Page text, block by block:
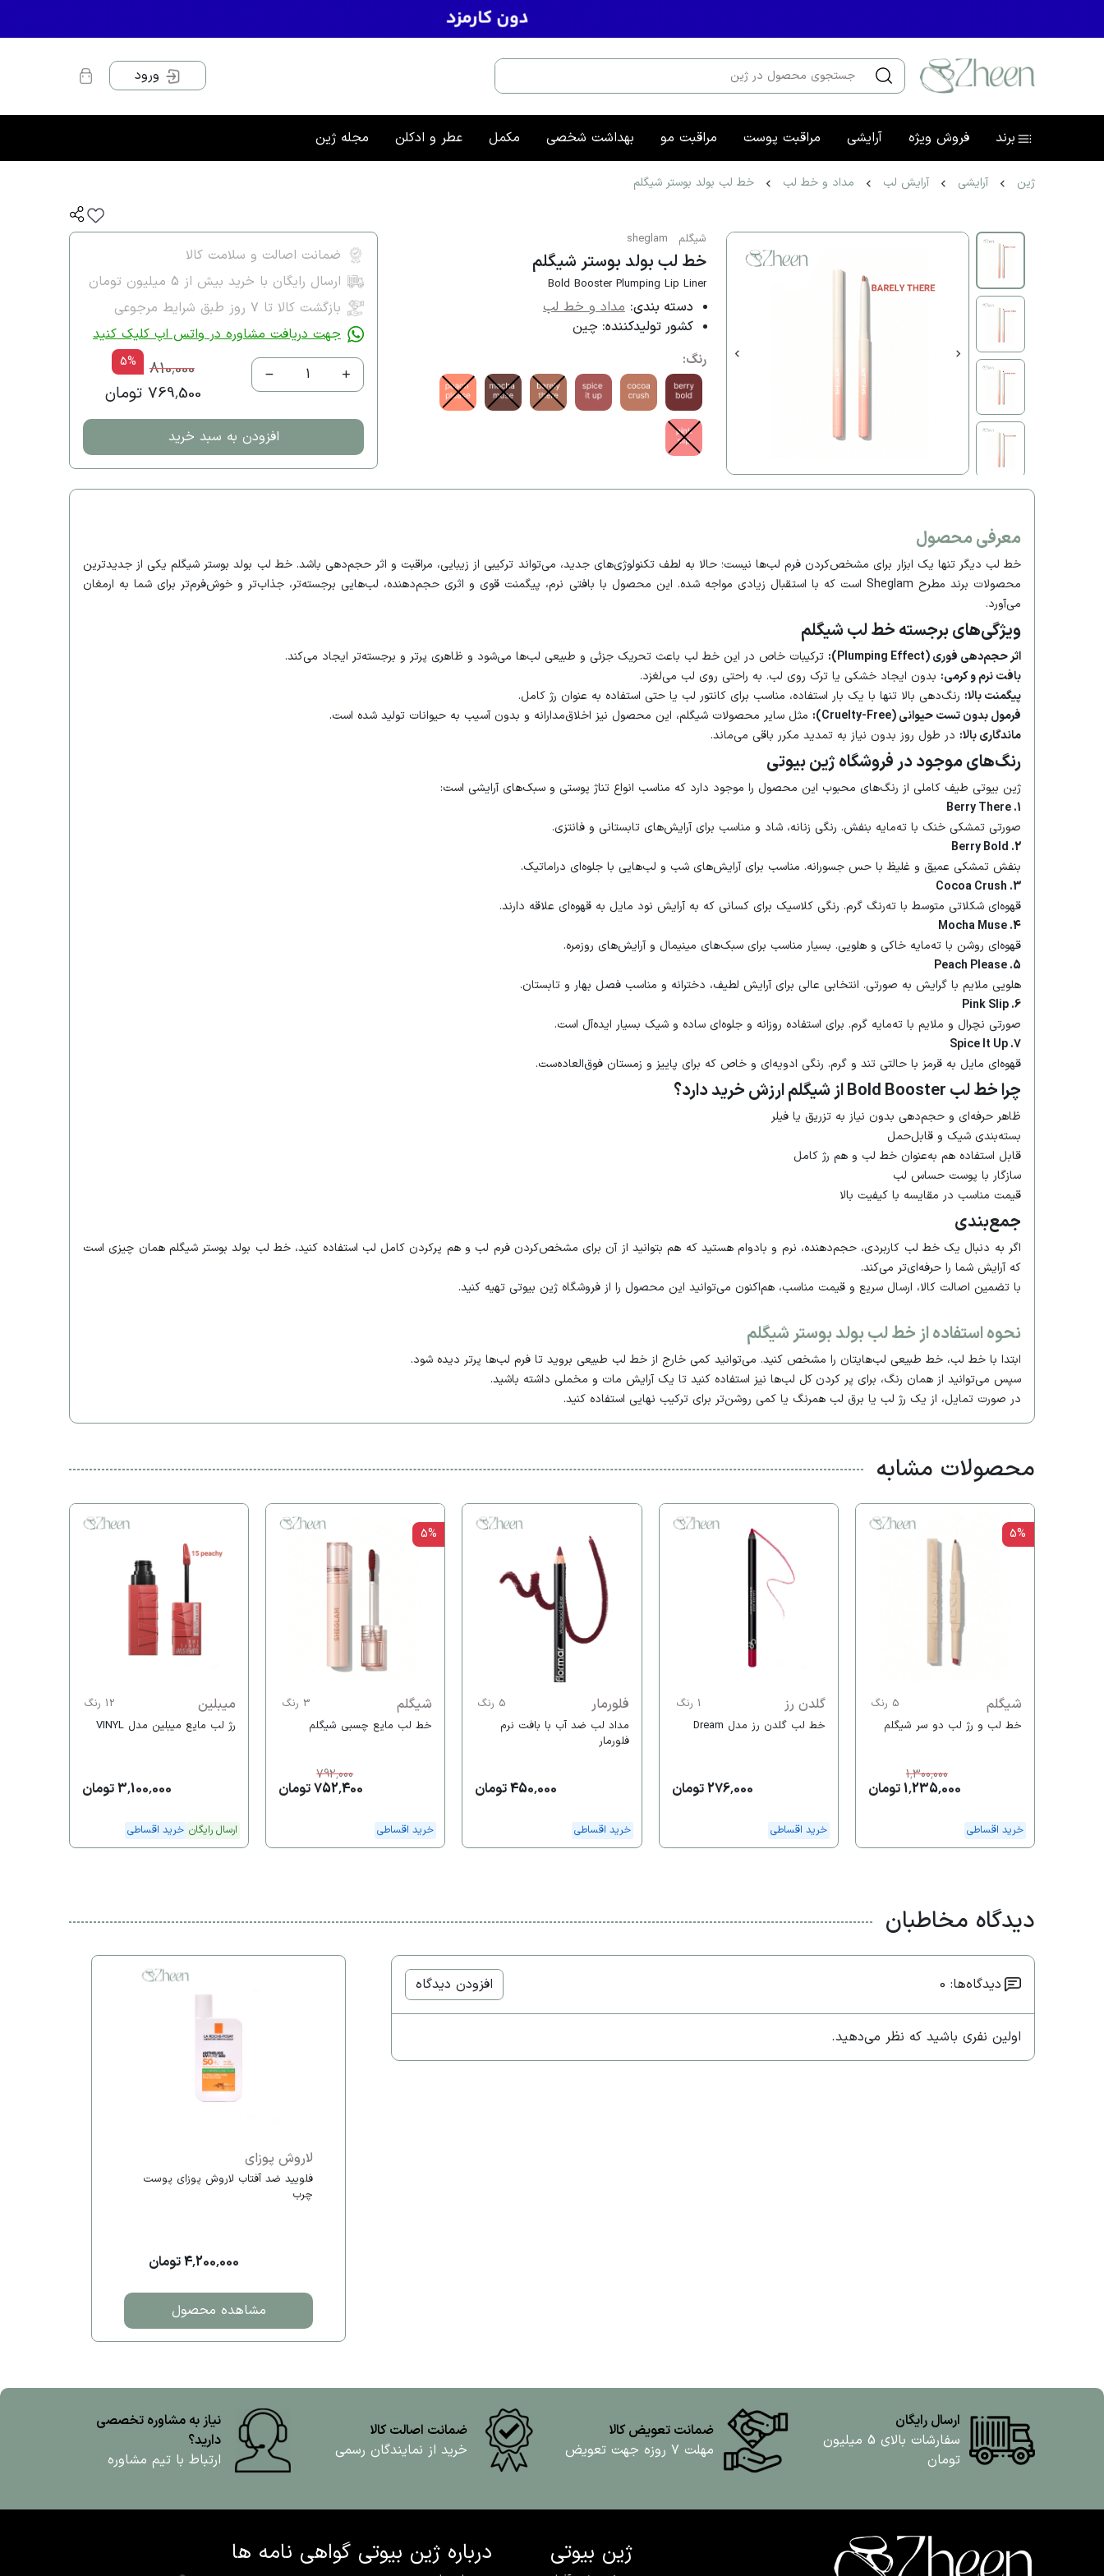
ورود
برند فروش ویژه آرایشی مراقبت پوست مراقبت مو بهداشت شخصی مکمل عطر و ادکلن مجله ژین
ژین آرایشی آرایش لب مداد و خط لب خط لب بولد بوستر شیگلم
شیگلم sheglam
خط لب بولد بوستر شیگلم
Bold Booster Plumping Lip Liner
دسته بندی: مداد و خط لب
کشور تولیدکننده: چین
رنگ:
ضمانت اصالت و سلامت کالا
ارسال رایگان با خرید بیش از 5 میلیون تومان
بازگشت کالا تا ۷ روز طبق شرایط مرجوعی
جهت دریافت مشاوره در واتس اپ کلیک کنید
1
810,000
5%
769,500 تومان
افزودن به سبد خرید
معرفی محصول
خط لب دیگر تنها یک ابزار برای مشخص‌کردن فرم لب‌ها نیست؛ حالا به لطف تکنولوژی‌های جدید، می‌تواند ترکیبی از زیبایی، مراقبت و اثر حجم‌دهی باشد. خط لب بولد بوستر شیگلم یکی از جدیدترین
محصولات برند مطرح Sheglam است که با استقبال زیادی مواجه شده. این محصول با بافتی نرم، پیگمنت قوی و اثری حجم‌دهنده، لب‌هایی برجسته‌تر، جذاب‌تر و خوش‌فرم‌تر برای شما به ارمغان
می‌آورد.
ویژگی‌های برجسته خط لب شیگلم
اثر حجم‌دهی فوری (Plumping Effect):
ترکیبات خاص در این خط لب باعث تحریک جزئی و طبیعی لب‌ها می‌شود و ظاهری پرتر و برجسته‌تر ایجاد می‌کند.
بافت نرم و کرمی: بدون ایجاد خشکی یا ترک روی لب. به راحتی روی لب می‌لغزد.
پیگمنت بالا: رنگ‌دهی بالا تنها با یک بار استفاده، مناسب برای کانتور لب یا حتی استفاده به عنوان رژ کامل.
فرمول بدون تست حیوانی (Cruelty-Free):
مثل سایر محصولات شیگلم، این محصول نیز اخلاق‌مدارانه و بدون آسیب به حیوانات تولید شده است.
ماندگاری بالا: در طول روز بدون نیاز به تمدید مکرر باقی می‌ماند.
رنگ‌های موجود در فروشگاه ژین بیوتی
ژین بیوتی طیف کاملی از رنگ‌های محبوب این محصول را موجود دارد که مناسب انواع تناژ پوستی و سبک‌های آرایشی است:
1. Berry There
صورتی تمشکی خنک با ته‌مایه بنفش. رنگی زنانه، شاد و مناسب برای آرایش‌های تابستانی و فانتزی.
2. Berry Bold
بنفش تمشکی عمیق و غلیظ با حس جسورانه. مناسب برای آرایش‌های شب و لب‌هایی با جلوه‌ای دراماتیک.
3. Cocoa Crush
قهوه‌ای شکلاتی متوسط با ته‌رنگ گرم. رنگی کلاسیک برای کسانی که به آرایش نود مایل به قهوه‌ای علاقه دارند.
4. Mocha Muse
قهوه‌ای روشن با ته‌مایه خاکی و هلویی. بسیار مناسب برای سبک‌های مینیمال و آرایش‌های روزمره.
5. Peach Please
هلویی ملایم با گرایش به صورتی. انتخابی عالی برای آرایش لطیف، دخترانه و مناسب فصل بهار و تابستان.
6. Pink Slip
صورتی نچرال و ملایم با ته‌مایه گرم. برای استفاده روزانه و جلوه‌ای ساده و شیک بسیار ایده‌آل است.
7. Spice It Up
قهوه‌ای مایل به قرمز با حالتی تند و گرم. رنگی ادویه‌ای و خاص که برای پاییز و زمستان فوق‌العاده‌ست.
چرا خط لب Bold Booster از شیگلم ارزش خرید دارد؟
ظاهر حرفه‌ای و حجم‌دهی بدون نیاز به تزریق یا فیلر
بسته‌بندی شیک و قابل‌حمل
قابل استفاده هم به‌عنوان خط لب و هم رژ کامل
سازگار با پوست حساس لب
قیمت مناسب در مقایسه با کیفیت بالا
جمع‌بندی
اگر به دنبال یک خط لب کاربردی، حجم‌دهنده، نرم و بادوام هستید که هم بتوانید از آن برای مشخص‌کردن فرم لب و هم پرکردن کامل لب استفاده کنید، خط لب بولد بوستر شیگلم همان چیزی است
که آرایش شما را حرفه‌ای‌تر می‌کند.
با تضمین اصالت کالا، ارسال سریع و قیمت مناسب، هم‌اکنون می‌توانید این محصول را از فروشگاه ژین بیوتی تهیه کنید.
نحوه استفاده از خط لب بولد بوستر شیگلم
ابتدا با خط لب، خط طبیعی لب‌هایتان را مشخص کنید. می‌توانید کمی خارج از خط لب طبیعی بروید تا فرم لب‌ها پرتر دیده شود.
سپس می‌توانید از همان رنگ، برای پر کردن کل لب‌ها نیز استفاده کنید تا یک آرایش مات و مخملی داشته باشید.
در صورت تمایل، از یک رژ لب یا برق لب همرنگ یا کمی روشن‌تر برای ترکیب نهایی استفاده کنید.
محصولات مشابه
5%
شیگلم
5 رنگ
خط لب و رژ لب دو سر شیگلم
1,300,000
1,235,000 تومان
خرید اقساطی
گلدن رز
1 رنگ
خط لب گلدن رز مدل Dream
276,000 تومان
خرید اقساطی
فلورمار
5 رنگ
مداد لب ضد آب با بافت نرم
فلورمار
450,000 تومان
خرید اقساطی
5%
شیگلم
3 رنگ
خط لب مایع چسبی شیگلم
792,000
752,400 تومان
خرید اقساطی
میبلین
12 رنگ
رژ لب مایع میبلین مدل VINYL
3,100,000 تومان
ارسال رایگان خرید اقساطی
دیدگاه مخاطبان
دیدگاه‌ها: 0 افزودن دیدگاه
اولین نفری باشید که نظر می‌دهید.
لاروش پوزای
فلویید ضد آفتاب لاروش پوزای پوست
چرب
4,200,000 تومان
مشاهده محصول
ارسال رایگان
سفارشات بالای 5 میلیون
تومان
ضمانت تعویض کالا
مهلت ۷ روزه جهت تعویض
ضمانت اصالت کالا
خرید از نمایندگان رسمی
نیاز به مشاوره تخصصی
دارید؟
ارتباط با تیم مشاوره
ژین بیوتی درباره ژین بیوتی گواهی نامه ها